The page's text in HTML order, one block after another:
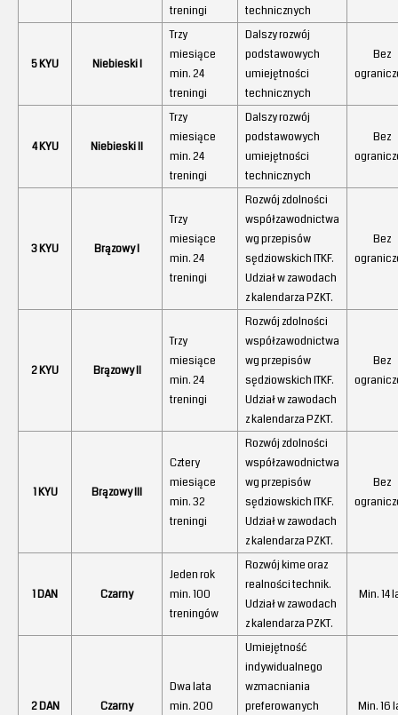
treningi
technicznych
5 KYU Niebieski I
Trzy
miesiące
min. 24
treningi
Dalszy rozwój
podstawowych
umiejętności
technicznych
Bez
4 KYU Niebieski II
Trzy
miesiące
min. 24
treningi
Dalszy rozwój
podstawowych
umiejętności
technicznych
Bez
3 KYU Brązowy I
Trzy
miesiące
min. 24
treningi
Rozwój zdolności
współzawodnictwa
wg przepisów
sędziowskich ITKF.
Udział w zawodach
z kalendarza PZKT.
Bez
2 KYU Brązowy II
Trzy
miesiące
min. 24
treningi
Rozwój zdolności
współzawodnictwa
wg przepisów
sędziowskich ITKF.
Udział w zawodach
z kalendarza PZKT.
Bez
1 KYU Brązowy III
Cztery
miesiące
min. 32
treningi
Rozwój zdolności
współzawodnictwa
wg przepisów
sędziowskich ITKF.
Udział w zawodach
z kalendarza PZKT.
Bez
1 DAN Czarny
Jeden rok
min. 100
treningów
Rozwój kime oraz
realności technik.
Udział w zawodach
z kalendarza PZKT.
Min. 14
2 DAN Czarny
Dwa lata
min. 200
Umiejętność
indywidualnego
wzmacniania
preferowanych
Min. 16